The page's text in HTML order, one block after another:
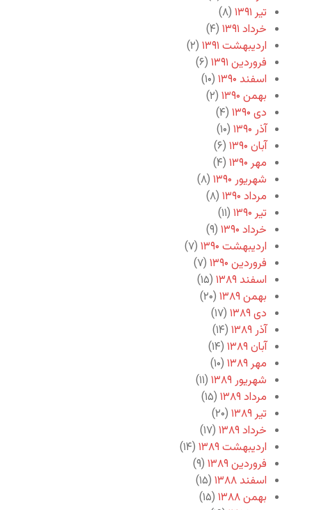
تیر ۱۳۹۱
(۸)
خرداد ۱۳۹۱
(۴)
اردیبهشت ۱۳۹۱
(۲)
فروردین ۱۳۹۱
(۶)
اسفند ۱۳۹۰
(۱۰)
بهمن ۱۳۹۰
(۲)
دی ۱۳۹۰
(۴)
آذر ۱۳۹۰
(۱۰)
آبان ۱۳۹۰
(۶)
مهر ۱۳۹۰
(۴)
شهریور ۱۳۹۰
(۸)
مرداد ۱۳۹۰
(۸)
تیر ۱۳۹۰
(۱۱)
خرداد ۱۳۹۰
(۹)
اردیبهشت ۱۳۹۰
(۷)
فروردین ۱۳۹۰
(۷)
اسفند ۱۳۸۹
(۱۵)
بهمن ۱۳۸۹
(۲۰)
دی ۱۳۸۹
(۱۷)
آذر ۱۳۸۹
(۱۴)
آبان ۱۳۸۹
(۱۴)
مهر ۱۳۸۹
(۱۰)
شهریور ۱۳۸۹
(۱۱)
مرداد ۱۳۸۹
(۱۵)
تیر ۱۳۸۹
(۲۰)
خرداد ۱۳۸۹
(۱۷)
اردیبهشت ۱۳۸۹
(۱۴)
فروردین ۱۳۸۹
(۹)
اسفند ۱۳۸۸
(۱۵)
بهمن ۱۳۸۸
(۱۵)